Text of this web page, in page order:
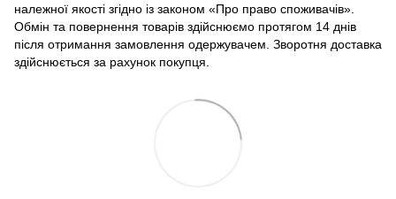
належної якості згідно із законом «Про право споживачів».
Обмін та повернення товарів здійснюємо протягом 14 днів
після отримання замовлення одержувачем. Зворотня доставка
здійснюється за рахунок покупця.